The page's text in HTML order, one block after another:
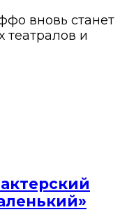
вновь станет
театралов и